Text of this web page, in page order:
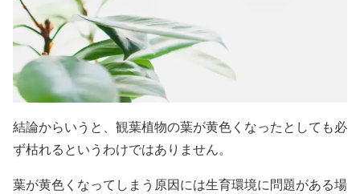
結論からいうと、観葉植物の葉が黄色くなったとしても必
ず枯れるというわけではありません。
葉が黄色くなってしまう原因には生育環境に問題がある場